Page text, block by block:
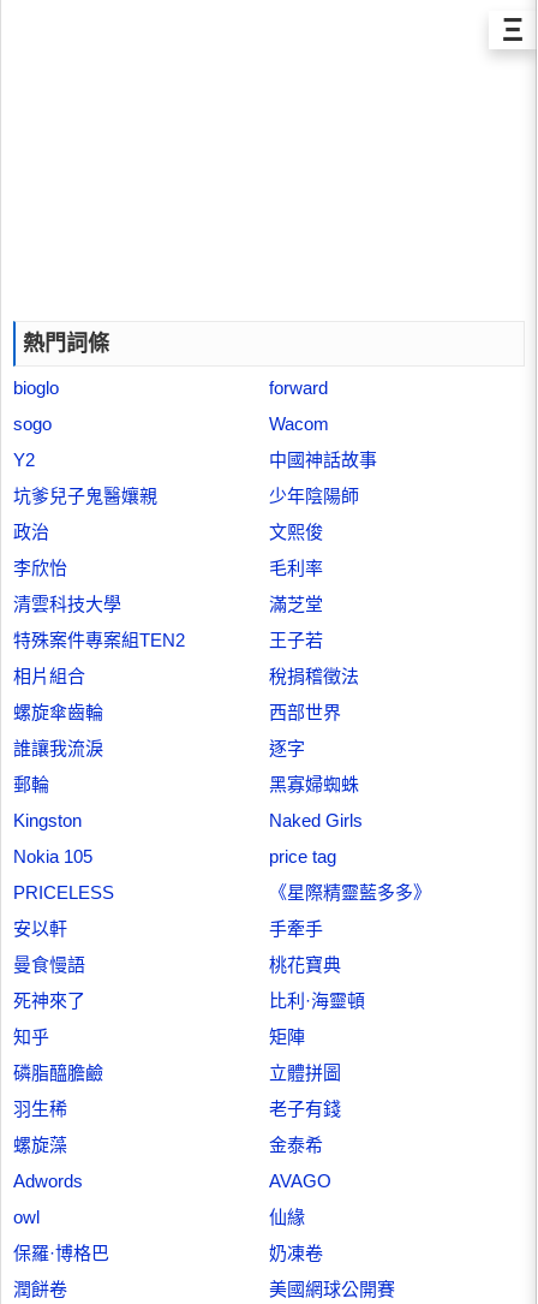
熱門詞條
bioglo
forward
sogo
Wacom
Y2
中國神話故事
坑爹兒子鬼醫孃親
少年陰陽師
政治
文熙俊
李欣怡
毛利率
清雲科技大學
滿芝堂
特殊案件專案組TEN2
王子若
相片組合
稅捐稽徵法
螺旋傘齒輪
西部世界
誰讓我流淚
逐字
郵輪
黑寡婦蜘蛛
Kingston
Naked Girls
Nokia 105
price tag
PRICELESS
《星際精靈藍多多》
安以軒
手牽手
曼食慢語
桃花寶典
死神來了
比利·海靈頓
知乎
矩陣
磷脂醯膽鹼
立體拼圖
羽生稀
老子有錢
螺旋藻
金泰希
Adwords
AVAGO
owl
仙緣
保羅·博格巴
奶凍卷
潤餅卷
美國網球公開賽
Ξ